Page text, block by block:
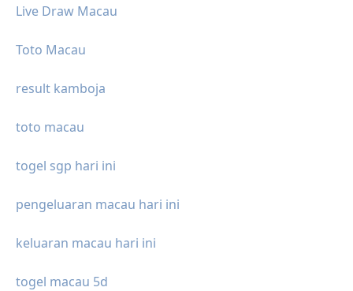
Live Draw Macau
Toto Macau
result kamboja
toto macau
togel sgp hari ini
pengeluaran macau hari ini
keluaran macau hari ini
togel macau 5d